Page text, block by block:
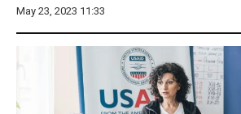
May 23, 2023 11:33